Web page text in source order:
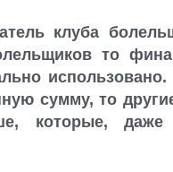
клуба
то
сумму, то
которые,